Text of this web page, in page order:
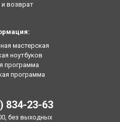
возврат
мастерская
ноутбуков
программа
программа
834-23-63
без выходных